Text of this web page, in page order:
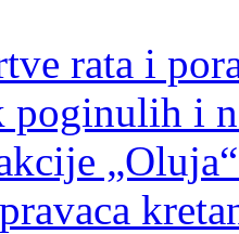
rata i
poginulih i